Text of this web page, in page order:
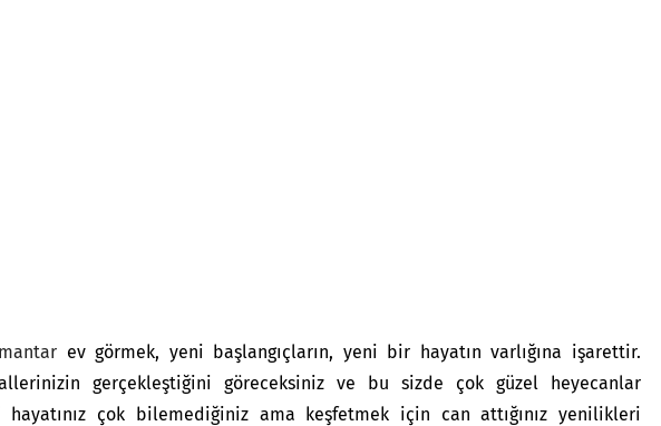
mantar ev görmek, yeni başlangıçların, yeni bir hayatın varlığına işarettir.
gerçekleştiğini göreceksiniz ve bu sizde çok güzel heyecanlar
hayatınız çok bilemediğiniz ama keşfetmek için can attığınız yenilikleri